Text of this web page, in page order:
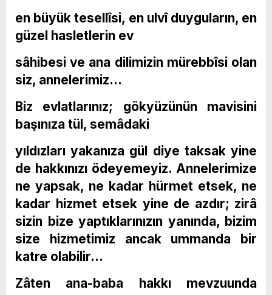
en büyük tesellîsi, en ulvî duyguların, en
güzel hasletlerin ev
sâhibesi ve ana dilimizin mürebbîsi olan
siz, annelerimiz…
Biz evlatlarınız; gökyüzünün mavisini
başınıza tül, semâdaki
yıldızları yakanıza gül diye taksak yine
de hakkınızı ödeyemeyiz. Annelerimize
ne yapsak, ne kadar hürmet etsek, ne
kadar hizmet etsek yine de azdır; zirâ
sizin bize yaptıklarınızın yanında, bizim
size hizmetimiz ancak ummanda bir
katre olabilir…
Zâten ana-baba hakkı mevzuunda